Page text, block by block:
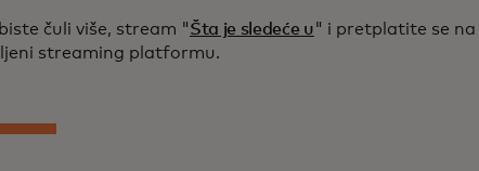
čuli više, stream "Šta je sledeće u" i pretplatite se na
streaming platformu.